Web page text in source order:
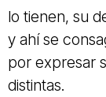
lo tienen, su
y ahí se
por expresar
distintas.